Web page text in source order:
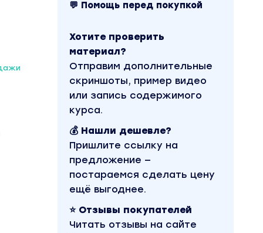
💬 Помощь перед покупкой
Хотите проверить
материал?
Отправим дополнительные
скриншоты, пример видео
или запись содержимого
курса.
💰 Нашли дешевле?
Пришлите ссылку на
предложение —
постараемся сделать цену
ещё выгоднее.
⭐ Отзывы покупателей
Читать отзывы на сайте